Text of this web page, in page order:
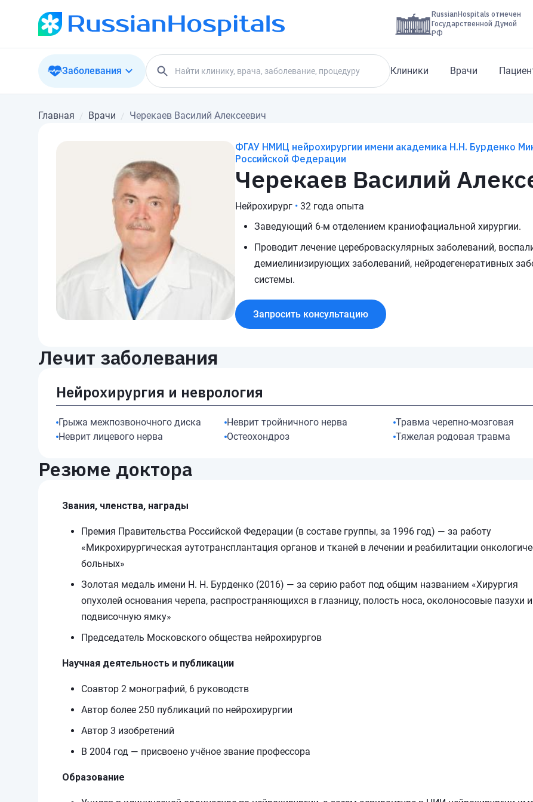
RussianHospitals отмечен
Государственной Думой
РФ
Заболевания Клиники Врачи
Главная Врачи Черекаев Василий Алексеевич
ФГАУ НМИЦ нейрохирургии имени академика Н.Н. Бурденко
Российской Федерации
Черекаев Василий
Нейрохирург • 32 года опыта
Заведующий 6-м отделением краниофациальной хирургии.
Проводит лечение цереброваскулярных заболеваний,
демиелинизирующих заболеваний, нейродегенеративных
системы.
Запросить консультацию
Лечит заболевания
Нейрохирургия и неврология
Грыжа межпозвоночного диска
Неврит лицевого нерва
Неврит тройничного нерва
Остеохондроз
Травма черепно-мозговая
Тяжелая родовая травма
Резюме доктора
Звания, членства, награды
Премия Правительства Российской Федерации (в составе группы, за 1996 год) — за работу
«Микрохирургическая аутотрансплантация органов и тканей в лечении и реабилитации
больных»
Золотая медаль имени Н. Н. Бурденко (2016) — за серию работ под общим названием «Хирургия
опухолей основания черепа, распространяющихся в глазницу, полость носа, околоносовые пазухи и
подвисочную ямку»
Председатель Московского общества нейрохирургов
Научная деятельность и публикации
Соавтор 2 монографий, 6 руководств
Автор более 250 публикаций по нейрохирургии
Автор 3 изобретений
В 2004 год — присвоено учёное звание профессора
Образование